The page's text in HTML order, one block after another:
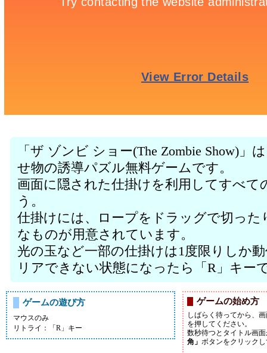
「ザ ゾンビ ショー(The Zombie Show)」
せ物の誘導パズル無料ゲームです。
画面に隠された仕掛けを利用してすべて
う。
仕掛けには、ロープをドラッグで切った
なものが用意されています。
光の玉など一部の仕掛けは1度限りしか
リアできない状態になったら「R」キー
ゲームの遊び方
マウスのみ
リトライ：「R」キー
ゲームの始め方
しばらく待ってから、
を押してください。
数秒待つとタイトル画
角」 ボタンをクリック